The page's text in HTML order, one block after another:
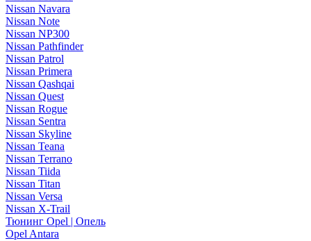
Nissan Navara
Nissan Note
Nissan NP300
Nissan Pathfinder
Nissan Patrol
Nissan Primera
Nissan Qashqai
Nissan Quest
Nissan Rogue
Nissan Sentra
Nissan Skyline
Nissan Teana
Nissan Terrano
Nissan Tiida
Nissan Titan
Nissan Versa
Nissan X-Trail
Тюнинг Opel | Опель
Opel Antara